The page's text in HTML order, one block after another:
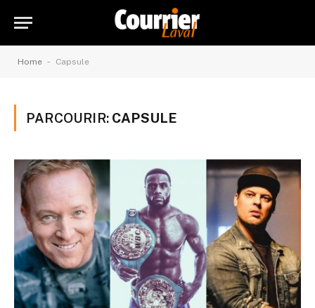
Home - Capsule
PARCOURIR: CAPSULE